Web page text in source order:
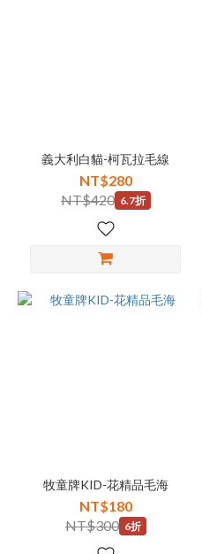
義大利白貓-柯瓦拉毛線
NT$280
NT$420 6.7折
牧童牌KID-花精品毛海
NT$180
NT$300 6折